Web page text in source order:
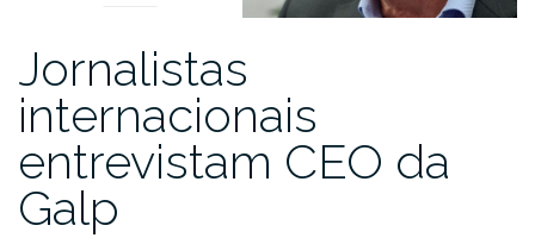
Jornalistas
internacionais
entrevistam CEO da
Galp